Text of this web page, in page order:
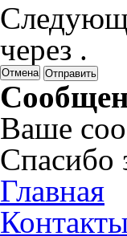
через .
Отмена
Ваше
Спасибо
Главная